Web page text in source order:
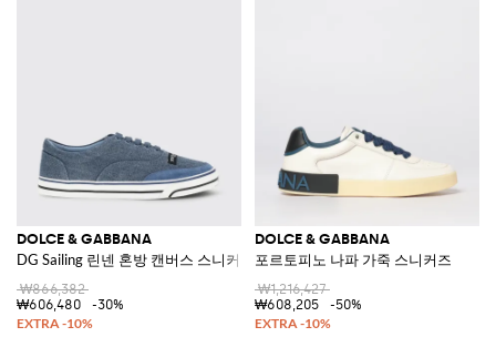
DOLCE & GABBANA
DG Sailing 린넨 혼방 캔버스 스니커즈
₩866,382
₩606,480
-30%
DOLCE & GABBANA
포르토피노 나파 가죽 스니커즈
₩1,216,427
₩608,205
-50%